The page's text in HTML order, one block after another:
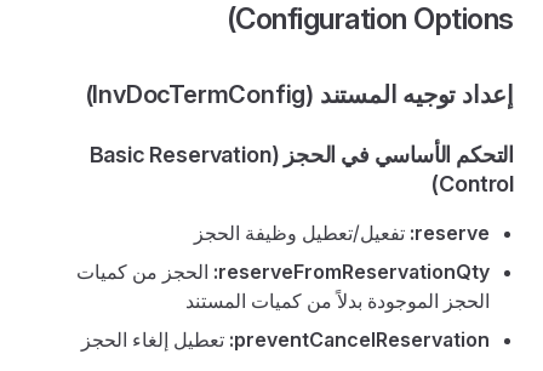
Configuration Options)
إعداد توجيه المستند (InvDocTermConfig)
التحكم الأساسي في الحجز (Basic Reservation
Control)
reserve: تفعيل/تعطيل وظيفة الحجز
reserveFromReservationQty: الحجز من كميات
الحجز الموجودة بدلاً من كميات المستند
preventCancelReservation: تعطيل إلغاء الحجز